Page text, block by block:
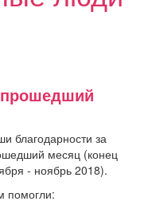
прошедший
благодарности за
месяц (конец
- ноябрь 2018).
помогли: